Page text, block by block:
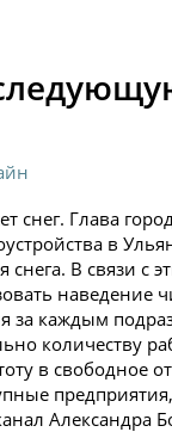
снег. Глава
в
В связи с
наведение
за каждым
количеству
в свободное
Александра